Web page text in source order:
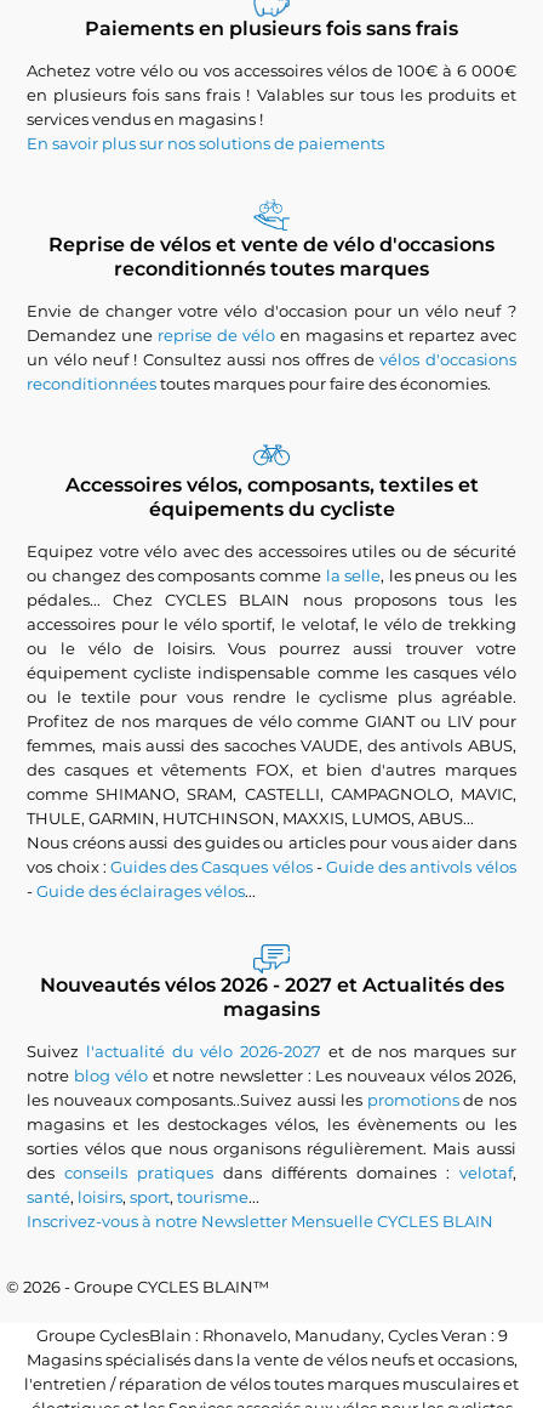
Paiements en plusieurs fois sans frais
Achetez votre vélo ou vos accessoires vélos de 100€ à 6 000€
en plusieurs fois sans frais ! Valables sur tous les produits et
services vendus en magasins !
En savoir plus sur nos solutions de paiements
Reprise de vélos et vente de vélo d'occasions
reconditionnés toutes marques
Envie de changer votre vélo d'occasion pour un vélo neuf ?
Demandez une reprise de vélo en magasins et repartez avec
un vélo neuf ! Consultez aussi nos offres devélos d'occasions
reconditionnéestoutes marques pour faire des économies.
Accessoires vélos, composants, textiles et
équipements du cycliste
Equipez votre vélo avec des accessoires utiles ou de sécurité
ou changez des composants comme la selle, les pneus ou les
pédales... Chez CYCLES BLAIN nous proposons tous les
accessoires pour le vélo sportif, le velotaf, le vélo de trekking
ou le vélo de loisirs. Vous pourrez aussi trouver votre
équipement cycliste indispensable comme les casques vélo
ou le textile pour vous rendre le cyclisme plus agréable.
Profitez de nos marques de vélo comme GIANT ou LIV pour
femmes, mais aussi des sacoches VAUDE, des antivols ABUS,
des casques et vêtements FOX, et bien d'autres marques
comme SHIMANO, SRAM, CASTELLI, CAMPAGNOLO, MAVIC,
THULE, GARMIN, HUTCHINSON, MAXXIS, LUMOS, ABUS...
Nous créons aussi des guides ou articles pour vous aider dans
vos choix :Guides des Casques vélos-Guide des antivols vélos
-Guide des éclairages vélos...
Nouveautés vélos 2026 - 2027 et Actualités des
magasins
Suivez l'actualité du vélo 2026-2027 et de nos marques sur
notre blog véloet notre newsletter : Les nouveaux vélos 2026,
les nouveaux composants..Suivez aussi les promotionsde nos
magasins et les destockages vélos, les évènements ou les
sorties vélos que nous organisons régulièrement. Mais aussi
desconseils pratiques dans différents domaines : velotaf,
santé, loisirs,sport,tourisme...
Inscrivez-vous à notre Newsletter Mensuelle CYCLES BLAIN
© 2026 - Groupe CYCLES BLAIN™
Groupe CyclesBlain : Rhonavelo, Manudany, Cycles Veran : 9
Magasins spécialisés dans la vente de vélos neufs et occasions,
l'entretien / réparation de vélos toutes marques musculaires et